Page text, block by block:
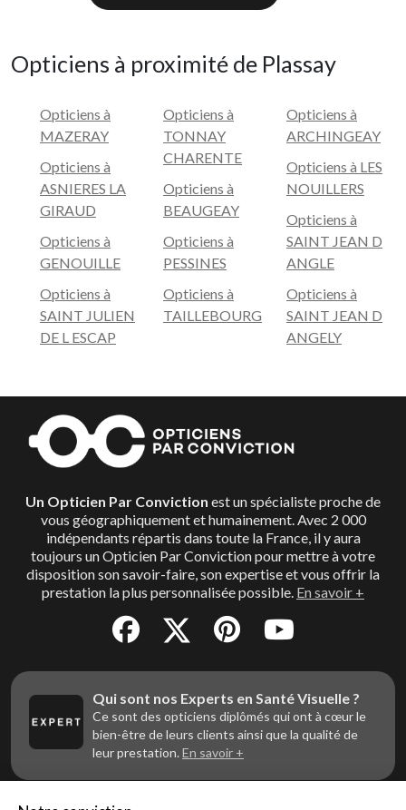
Opticiens à proximité de Plassay
Opticiens à
MAZERAY
Opticiens à
ASNIERES LA
GIRAUD
Opticiens à
GENOUILLE
Opticiens à
SAINT JULIEN
DE L ESCAP
Opticiens à
TONNAY
CHARENTE
Opticiens à
BEAUGEAY
Opticiens à
PESSINES
Opticiens à
TAILLEBOURG
Opticiens à
ARCHINGEAY
Opticiens à LES
NOUILLERS
Opticiens à
SAINT JEAN D
ANGLE
Opticiens à
SAINT JEAN D
ANGELY
Un Opticien Par Conviction est un spécialiste proche de
vous géographiquement et humainement. Avec 2 000
indépendants répartis dans toute la France, il y aura
toujours un Opticien Par Conviction pour mettre à votre
disposition son savoir-faire, son expertise et vous offrir la
prestation la plus personnalisée possible. En savoir +
Qui sont nos Experts en Santé Visuelle ?
Ce sont des opticiens diplômés qui ont à cœur le
bien-être de leurs clients ainsi que la qualité de
leur prestation. En savoir +